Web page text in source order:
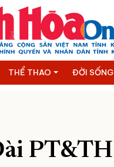
THỂ THAO ĐỜI SỐNG
PT&TH